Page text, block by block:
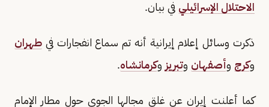
الاحتلال الإسرائيلي في بيان.
ذكرت وسائل إعلام إيرانية أنه تم سماع انفجارات في طهران
وكرج وأصفهان وتبريز وكرمانشاه.
كما أعلنت إيران عن غلق مجالها الجوي حول مطار الإمام